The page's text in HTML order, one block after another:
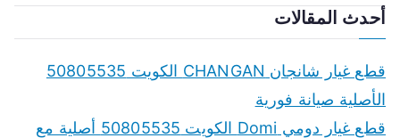
أحدث المقالات
قطع غيار شانجان CHANGAN الكويت 50805535
الأصلية صيانة فورية
قطع غيار دومي Domi الكويت 50805535 أصلية مع